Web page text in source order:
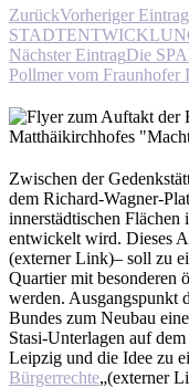
ZurückVorheriger Eintrag
Nächster EintragDie
Pollmer vom Fraunhofer
Zwischen der
dem Richard-Wagner-
innerstädtischen
entwickelt wird. Dieses
(externer Link)– soll zu
Quartier mit besonderen
werden. Ausgangspunkt
Bundes zum Neubau
Stasi-Unterlagen auf
Leipzig und die Idee zu
Bürgerrechte„(externer